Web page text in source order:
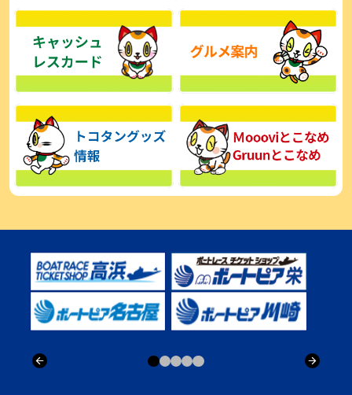
【とこなめボート】西丸敦基が未勝利では終われない「最終日頑張
る」
2026年08月03日
【とこなめボート ルーキーシリーズ】広瀬凜 6位で予選突破「勝負
2026年08月02日
【とこなめボート 日野未来コラム とこなめミライ予想図】トコタン
お誕生日おめでとう！
2026年08月02日
んでもらったし、恩返しをしたいです」～とこなめルーキーＳ
【常滑ボート・ルーキーＳ】荒木颯斗 予選９位でセミファイナル進
出「そろそろ優勝したい」
2026年08月02日
回りは良くなった」／常滑 - 日刊スポーツ